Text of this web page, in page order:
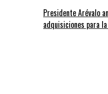
Presidente Arévalo
adquisiciones para